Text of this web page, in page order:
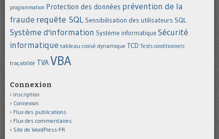
programmation Protection des données prévention de la
fraude requête SQL Sensibilisation des utilisateurs SQL
Système d'information Système informatique Sécurité
informatique tableau croisé dynamique TCD Tests conditionnels
traçabilité TVA VBA
Connexion
Inscription
Connexion
Flux des publications
Flux des commentaires
Site de WordPress-FR